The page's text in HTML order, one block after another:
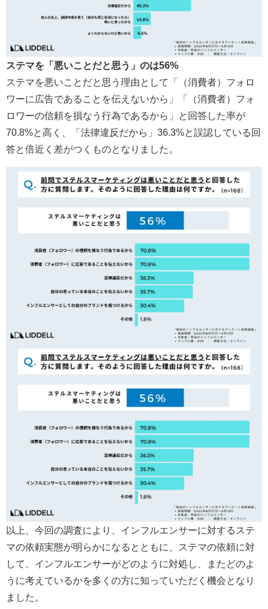
ステマを「悪いことだと思う」のは56%
ステマを悪いことだと思う理由として「（消費者）フォロ
ワーに広告であることを伝えないから」「（消費者）フォ
ロワーの信頼を損なう行為であるから」と回答した率が
70.8%と高く、「法律違反だから」36.3%と誤認している回
答と倍近く差がつくものとなりました。
以上、今回の調査により、インフルエンサーに対するステ
マの依頼実態が明らかになるとともに、ステマの依頼に対
して、インフルエンサーがどのように対処し、またどのよ
うに考えているかを多くの方に知っていただく機会となり
ました。